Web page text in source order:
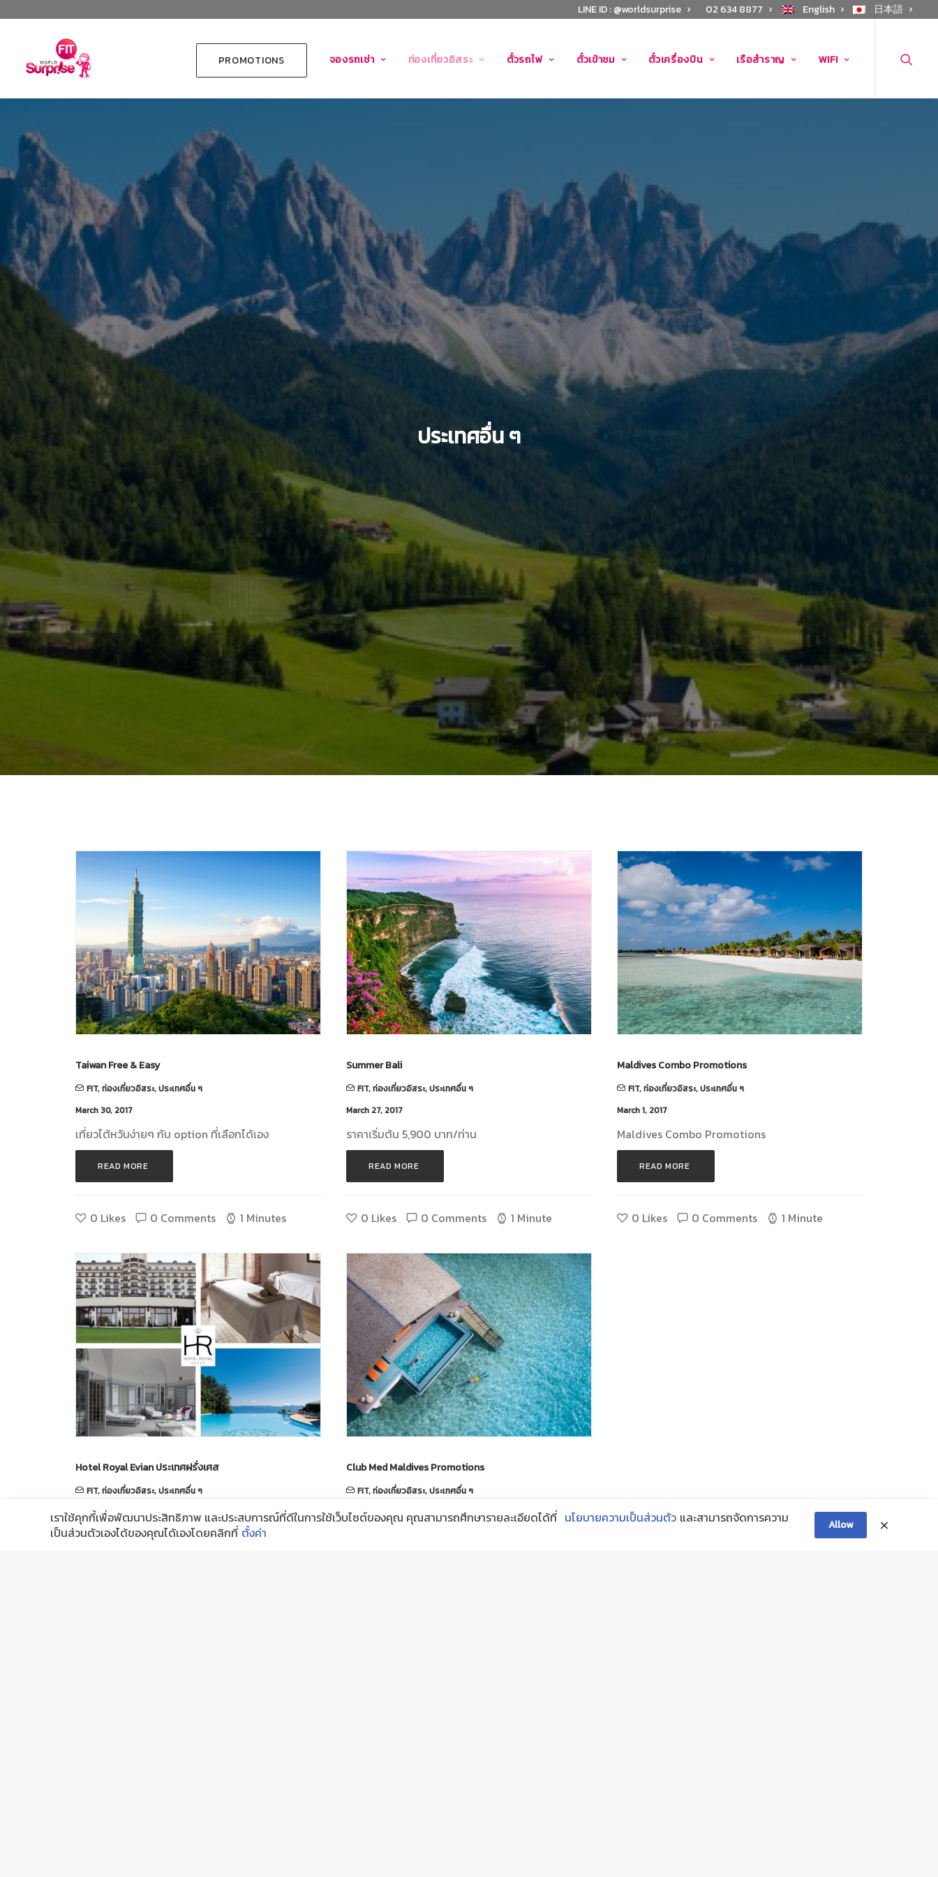
LINE ID : @worldsurprise 02 634 8877 English 日本語
PROMOTIONS จองรถเช่า ท่องเที่ยวอิสระ ตั๋วรถไฟ ตั๋วเข้าชม ตั๋วเครื่องบิน เรือสำราญ WIFI
ประเทศอื่น ๆ
Taiwan Free & Easy
FIT,ท่องเที่ยวอิสระ,ประเทศอื่น ๆ
March 30, 2017
เที่ยวไต้หวันง่ายๆ กับ option ที่เลือกได้เอง
READ MORE
0 Likes 0 Comments 1 Minutes
Summer Bali
FIT,ท่องเที่ยวอิสระ,ประเทศอื่น ๆ
March 27, 2017
ราคาเริ่มต้น 5,900 บาท/ท่าน
READ MORE
0 Likes 0 Comments 1 Minute
Maldives Combo Promotions
FIT,ท่องเที่ยวอิสระ,ประเทศอื่น ๆ
March 1, 2017
Maldives Combo Promotions
READ MORE
0 Likes 0 Comments 1 Minute
Hotel Royal Evian ประเทศฝรั่งเศส
FIT,ท่องเที่ยวอิสระ,ประเทศอื่น ๆ
February 15, 2017
ราคาเริ่มต้น 11,350 บาท/ท่าน/คืน
Club Med Maldives Promotions
FIT,ท่องเที่ยวอิสระ,ประเทศอื่น ๆ
February 1, 2017
เราใช้คุกกี้เพื่อพัฒนาประสิทธิภาพ และประสบการณ์ที่ดีในการใช้เว็บไซต์ของคุณ คุณสามารถศึกษารายละเอียดได้ที่ นโยบายความเป็นส่วนตัว และสามารถจัดการความ
เป็นส่วนตัวเองได้ของคุณได้เองโดยคลิกที่ ตั้งค่า Allow